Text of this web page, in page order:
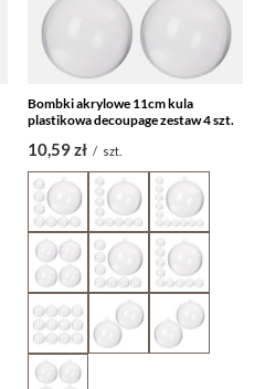
Bombki akrylowe 11cm kula
plastikowa decoupage zestaw 4 szt.
10,59 zł / szt.